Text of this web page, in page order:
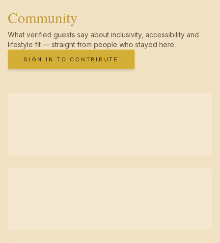
Community
What verified guests say about inclusivity, accessibility and
lifestyle fit — straight from people who stayed here.
SIGN IN TO CONTRIBUTE